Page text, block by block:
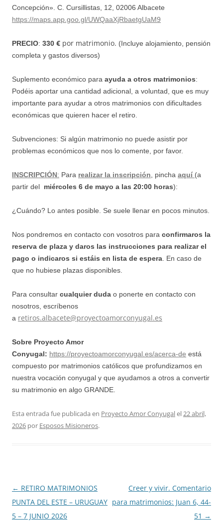
Concepción». C. Cursillistas, 12, 02006 Albacete
https://maps.app.goo.gl/UWQaaXjRbaetgUaM9
PRECIO: 330 € por matrimonio. (Incluye alojamiento, pensión
completa y gastos diversos)
Suplemento económico para ayuda a otros matrimonios:
Podéis aportar una cantidad adicional, a voluntad, que es muy
importante para ayudar a otros matrimonios con dificultades
económicas que quieren hacer el retiro.
Subvenciones: Si algún matrimonio no puede asistir por
problemas económicos que nos lo comente, por favor.
INSCRIPCIÓN: Para realizar la inscripción , pincha aquí (a
partir del miércoles 6 de mayo a las 20:00 horas):
¿Cuándo? Lo antes posible. Se suele llenar en pocos minutos.
Nos pondremos en contacto con vosotros para confirmaros la
reserva de plaza y daros las instrucciones para realizar el
pago o indicaros si estáis en lista de espera . En caso de
que no hubiese plazas disponibles.
Para consultar cualquier duda o ponerte en contacto con
nosotros, escríbenos
a retiros.albacete@proyectoamorconyugal.es
Sobre Proyecto Amor
Conyugal: https://proyectoamorconyugal.es/acerca-de está
compuesto por matrimonios católicos que profundizamos en
nuestra vocación conyugal y que ayudamos a otros a convertir
su matrimonio en algo GRANDE.
Esta entrada fue publicada en Proyecto Amor Conyugalel22 abril,
2026 por Esposos Misioneros.
Navegación
de
entradas
← RETIRO MATRIMONIOS
PUNTA DEL ESTE – URUGUAY
5 – 7 JUNIO 2026
Creer y vivir. Comentario
para matrimonios: Juan 6, 44-
51 →